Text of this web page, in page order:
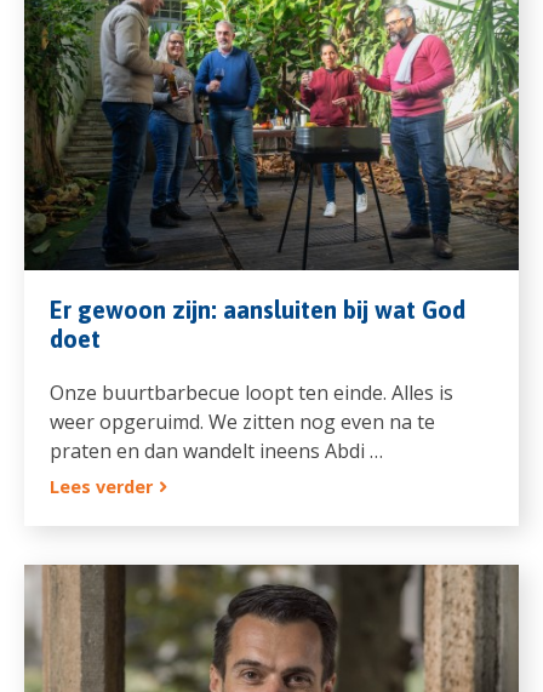
Er gewoon zijn: aansluiten bij wat God
doet
Onze buurtbarbecue loopt ten einde. Alles is
weer opgeruimd. We zitten nog even na te
praten en dan wandelt ineens Abdi …
Lees verder